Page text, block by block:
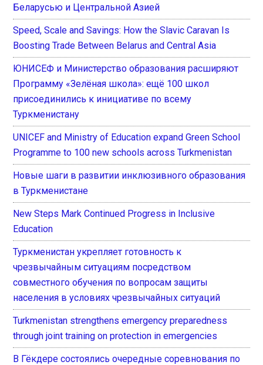
Беларусью и Центральной Азией
Speed, Scale and Savings: How the Slavic Caravan Is
Boosting Trade Between Belarus and Central Asia
ЮНИСЕФ и Министерство образования расширяют
Программу «Зелёная школа»: ещё 100 школ
присоединились к инициативе по всему
Туркменистану
UNICEF and Ministry of Education expand Green School
Programme to 100 new schools across Turkmenistan
Новые шаги в развитии инклюзивного образования
в Туркменистане
New Steps Mark Continued Progress in Inclusive
Education
Туркменистан укрепляет готовность к
чрезвычайным ситуациям посредством
совместного обучения по вопросам защиты
населения в условиях чрезвычайных ситуаций
Turkmenistan strengthens emergency preparedness
through joint training on protection in emergencies
В Гёкдере состоялись очередные соревнования по